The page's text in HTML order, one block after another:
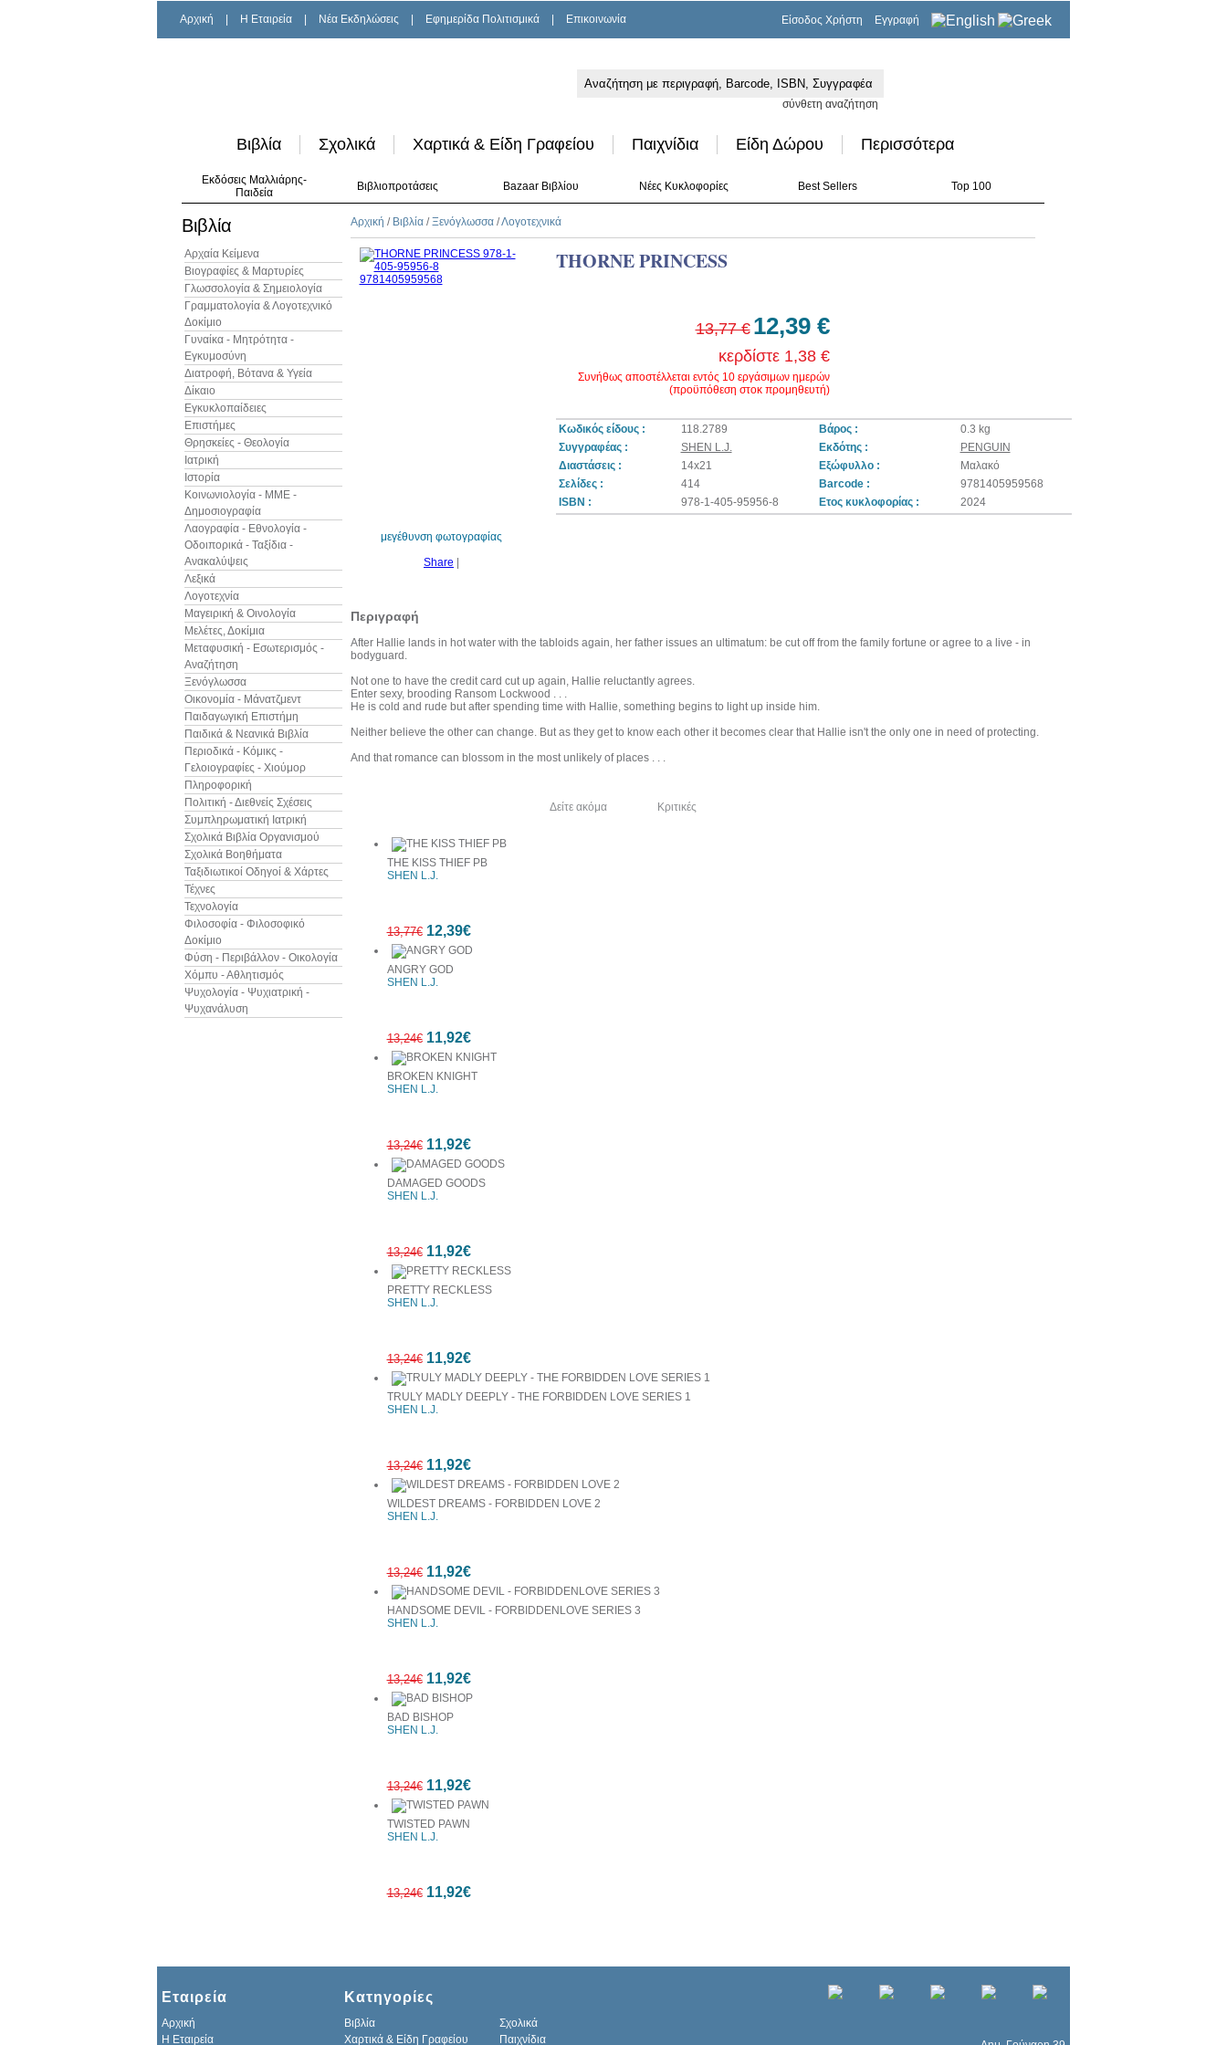
Αρχική H Εταιρεία Νέα Εκδηλώσεις Εφημερίδα Πολιτισμικά Επικοινωνία Είσοδος Χρήστη Εγγραφή
σύνθετη αναζήτηση
Βιβλία Σχολικά Χαρτικά & Είδη Γραφείου Παιχνίδια Είδη Δώρου Περισσότερα
Εκδόσεις Μαλλιάρης-
Παιδεία
Βιβλιοπροτάσεις Bazaar Βιβλίου Νέες Κυκλοφορίες Best Sellers Top 100
Βιβλία
Αρχαία Κείμενα
Βιογραφίες & Μαρτυρίες
Γλωσσολογία & Σημειολογία
Γραμματολογία & Λογοτεχνικό
Δοκίμιο
Γυναίκα - Μητρότητα -
Εγκυμοσύνη
Διατροφή, Βότανα & Υγεία
Δίκαιο
Εγκυκλοπαίδειες
Επιστήμες
Θρησκείες - Θεολογία
Ιατρική
Ιστορία
Κοινωνιολογία - ΜΜΕ -
Δημοσιογραφία
Λαογραφία - Εθνολογία -
Οδοιπορικά - Ταξίδια -
Ανακαλύψεις
Λεξικά
Λογοτεχνία
Μαγειρική & Οινολογία
Μελέτες, Δοκίμια
Μεταφυσική - Εσωτερισμός -
Αναζήτηση
Ξενόγλωσσα
Οικονομία - Μάνατζμεντ
Παιδαγωγική Επιστήμη
Παιδικά & Νεανικά Βιβλία
Περιοδικά - Κόμικς -
Γελοιογραφίες - Χιούμορ
Πληροφορική
Πολιτική - Διεθνείς Σχέσεις
Συμπληρωματική Ιατρική
Σχολικά Βιβλία Οργανισμού
Σχολικά Βοηθήματα
Ταξιδιωτικοί Οδηγοί & Χάρτες
Τέχνες
Τεχνολογία
Φιλοσοφία - Φιλοσοφικό
Δοκίμιο
Φύση - Περιβάλλον - Οικολογία
Χόμπυ - Αθλητισμός
Ψυχολογία - Ψυχιατρική -
Ψυχανάλυση
Αρχική / Βιβλία /Ξενόγλωσσα /Λογοτεχνικά
μεγέθυνση φωτογραφίας
Share
THORNE PRINCESS
13,77 € 12,39 €
κερδίστε 1,38 €
Συνήθως αποστέλλεται εντός 10 εργάσιμων ημερών
(προϋπόθεση στοκ προμηθευτή)
Κωδικός είδους : 118.2789 Βάρος :
0.3 kg
Συγγραφέας :
SHEN L.J. Εκδότης :
PENGUIN
Διαστάσεις :
14x21 Εξώφυλλο :
Μαλακό
Σελίδες :
414 Barcode :
9781405959568
ISBN :
978-1-405-95956-8 Ετος κυκλοφορίας : 2024
Περιγραφή
After Hallie lands in hot water with the tabloids again, her father issues an ultimatum: be cut off from the family fortune or agree to a live - in
bodyguard.
Not one to have the credit card cut up again, Hallie reluctantly agrees.
Enter sexy, brooding Ransom Lockwood . . .
He is cold and rude but after spending time with Hallie, something begins to light up inside him.
Neither believe the other can change. But as they get to know each other it becomes clear that Hallie isn't the only one in need of protecting.
And that romance can blossom in the most unlikely of places . . .
Δείτε ακόμα Κριτικές
THE KISS THIEF PB
SHEN L.J.
13,77€ 12,39€
ANGRY GOD
SHEN L.J.
13,24€ 11,92€
BROKEN KNIGHT
SHEN L.J.
13,24€ 11,92€
DAMAGED GOODS
SHEN L.J.
13,24€ 11,92€
PRETTY RECKLESS
SHEN L.J.
13,24€ 11,92€
TRULY MADLY DEEPLY - THE FORBIDDEN LOVE SERIES 1
SHEN L.J.
13,24€ 11,92€
WILDEST DREAMS - FORBIDDEN LOVE 2
SHEN L.J.
13,24€ 11,92€
HANDSOME DEVIL - FORBIDDENLOVE SERIES 3
SHEN L.J.
13,24€ 11,92€
BAD BISHOP
SHEN L.J.
13,24€ 11,92€
TWISTED PAWN
SHEN L.J.
13,24€ 11,92€
Εταιρεία
Αρχική
H Εταιρεία
Κατηγορίες
Βιβλία
Σχολικά
Χαρτικά & Είδη Γραφείου
Παιχνίδια